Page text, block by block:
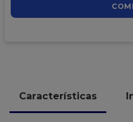
Características